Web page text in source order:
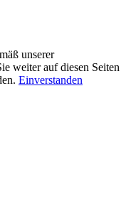
unserer
weiter auf diesen Seiten
Einverstanden